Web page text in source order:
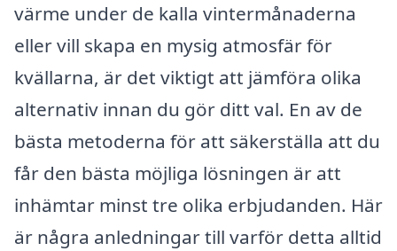
värme under de kalla vintermånaderna
eller vill skapa en mysig atmosfär för
kvällarna, är det viktigt att jämföra olika
alternativ innan du gör ditt val. En av de
bästa metoderna för att säkerställa att du
får den bästa möjliga lösningen är att
inhämtar minst tre olika erbjudanden. Här
är några anledningar till varför detta alltid